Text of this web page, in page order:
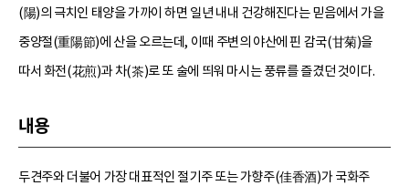
(陽)의 극치인 태양을 가까이 하면 일년 내내 건강해진다는 믿음에서 가을
중양절(重陽節)에 산을 오르는데, 이때 주변의 야산에 핀 감국(甘菊)을
따서 화전(花煎)과 차(茶)로 또 술에 띄워 마시는 풍류를 즐겼던 것이다.
내용
두견주와 더불어 가장 대표적인 절기주 또는 가향주(佳香酒)가 국화주